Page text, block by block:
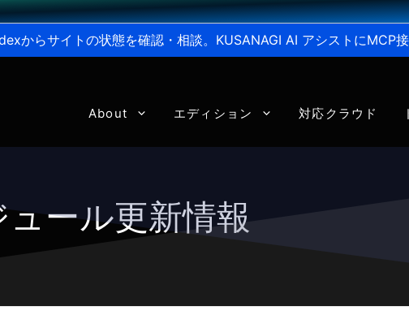
からサイトの状態を確認・相談。KUSANAGI AI アシストにMCP
About エディション 対応クラウド
ール更新情報